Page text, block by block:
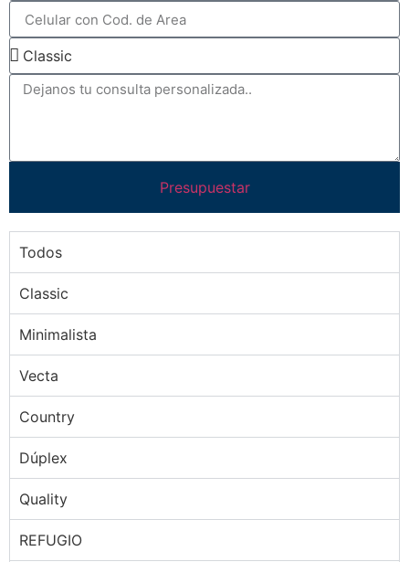
Presupuestar
Todos
Classic
Minimalista
Vecta
Country
Dúplex
Quality
REFUGIO